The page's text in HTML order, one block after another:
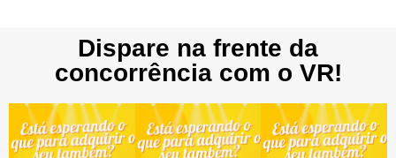
Dispare na frente da
concorrência com o VR!